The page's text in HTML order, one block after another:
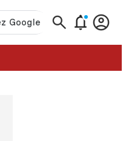
  